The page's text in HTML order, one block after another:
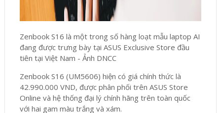
Zenbook S16 là một trong số hàng loạt mẫu laptop AI
đang được trưng bày tại ASUS Exclusive Store đầu
tiên tại Việt Nam - Ảnh DNCC
Zenbook S16 (UM5606) hiện có giá chính thức là
42.990.000 VND, được phân phối trên ASUS Store
Online và hệ thống đại lý chính hãng trên toàn quốc
với hai gam màu trắng và xám.